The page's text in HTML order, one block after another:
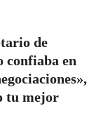
de
confiaba en
tu mejor